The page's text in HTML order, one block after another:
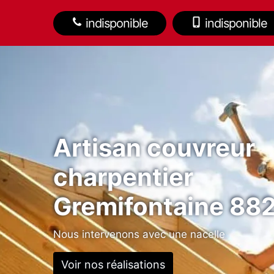
indisponible indisponible
Artisan couvreur
charpentier
Gremifontaine
Nous intervenons avec une nacelle
Voir nos réalisations